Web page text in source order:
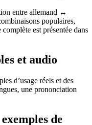
entre allemand ↔
populaires,
est présentée dans
et audio
d’usage réels et des
une prononciation
de